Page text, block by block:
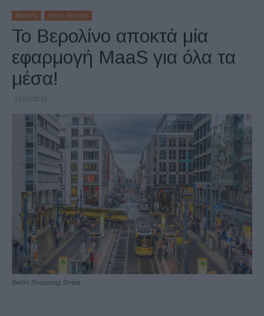
Mobility Smart Mobility
Το Βερολίνο αποκτά μία
εφαρμογή MaaS για όλα τα
μέσα!
21/03/2019
Berlin Shopping Street